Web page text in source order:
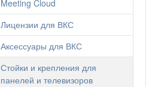
Meeting Cloud
Лицензии для ВКС
Аксессуары для ВКС
Стойки и крепления для
панелей и телевизоров